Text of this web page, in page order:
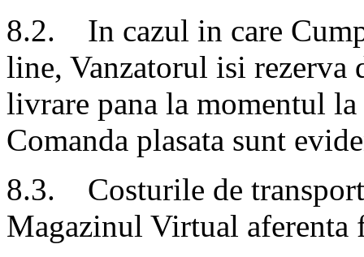
8.2. In cazul in care
line, Vanzatorul isi rezerva
livrare pana la momentul
Comanda plasata sunt
8.3. Costurile de
Magazinul Virtual